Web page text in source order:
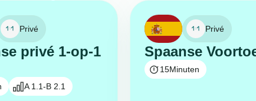
Privé
privé 1-op-1
A 1.1-B 2.1
Privé
Spaanse
15Minuten